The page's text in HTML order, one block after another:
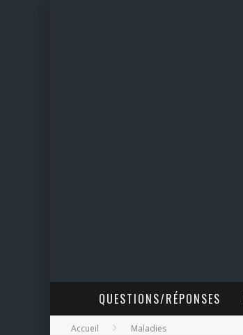
QUESTIONS/RÉPONSES
Accueil Maladies